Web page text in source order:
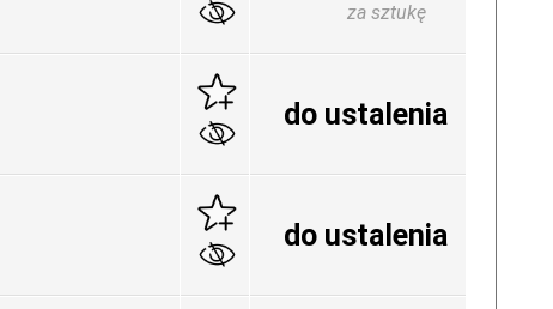
za sztukę
do ustalenia
do ustalenia